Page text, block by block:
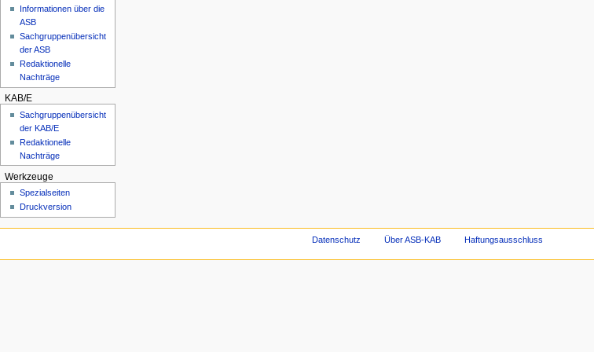
Informationen über die
ASB
Sachgruppenübersicht
der ASB
Redaktionelle
Nachträge
KAB/E
Sachgruppenübersicht
der KAB/E
Redaktionelle
Nachträge
Werkzeuge
Spezialseiten
Druckversion
Datenschutz Über ASB-KAB Haftungsausschluss